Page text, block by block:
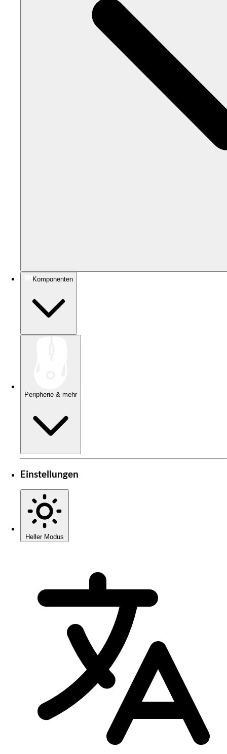
Komponenten
Peripherie & mehr
Einstellungen
Heller Modus